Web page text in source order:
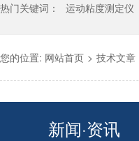
热门关键词： 运动粘度测定仪
您的位置: 网站首页 > 技术文章
新闻·资讯